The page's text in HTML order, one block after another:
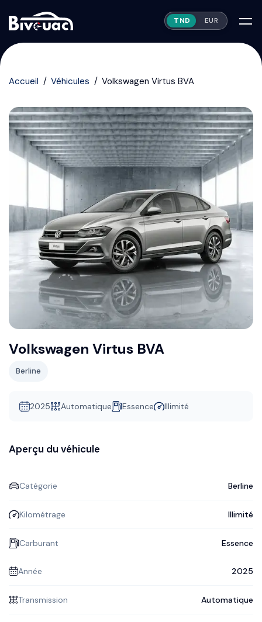
TND EUR
Accueil Véhicules Volkswagen Virtus BVA
Volkswagen Virtus BVA
Berline
2025 Automatique Essence Illimité
Aperçu du véhicule
Catégorie Berline
Kilométrage Illimité
Carburant Essence
Année 2025
Transmission Automatique